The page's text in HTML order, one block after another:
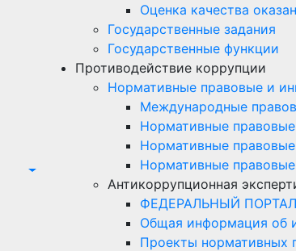
Оценка качества
Государственные задания
Государственные функции
Противодействие коррупции
Нормативные правовые и
Международные
Нормативные
Нормативные
Нормативные
Антикоррупционная
ФЕДЕРАЛЬНЫЙ
Общая информация об
Проекты нормативных